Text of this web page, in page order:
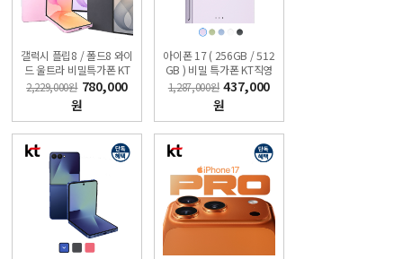
갤럭시 플립8 / 폴드8 와이
드 울트라 비밀특가폰 KT
온라인샵
2,229,000원 780,000
원
아이폰 17 ( 256GB / 512
GB ) 비밀 특가폰 KT직영
점 슈퍼모바일
1,287,000원 437,000
원